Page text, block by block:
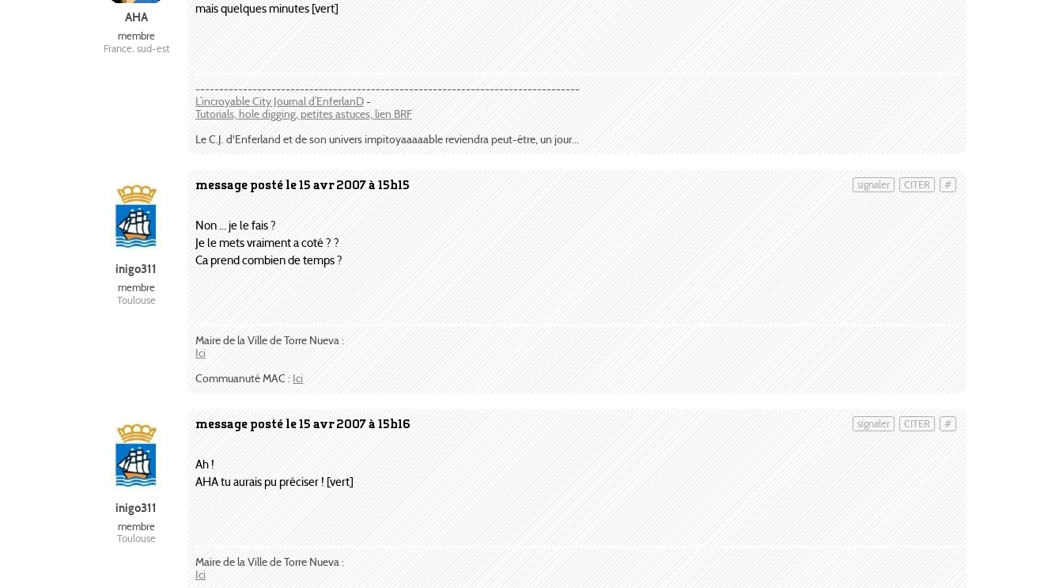
AHA
membre
France, sud-est
mais quelques minutes [vert]
---------------------------------------------------------------------------------
L’incroyable City Journal d’EnferlanD-
Tutorials, hole digging, petites astuces, lien BRF
Le C.J. d'Enferland et de son univers impitoyaaaaable reviendra peut-être, un jour...
message posté le 15 avr 2007 à 15h15 #
CITER
signaler
inigo311
membre
Toulouse
Non ... je le fais ?
Je le mets vraiment a coté ? ?
Ca prend combien de temps ?
Maire de la Ville de Torre Nueva :
Ici
Commuanuté MAC : Ici
message posté le 15 avr 2007 à 15h16 #
CITER
signaler
inigo311
membre
Toulouse
Ah !
AHA tu aurais pu préciser ! [vert]
Maire de la Ville de Torre Nueva :
Ici